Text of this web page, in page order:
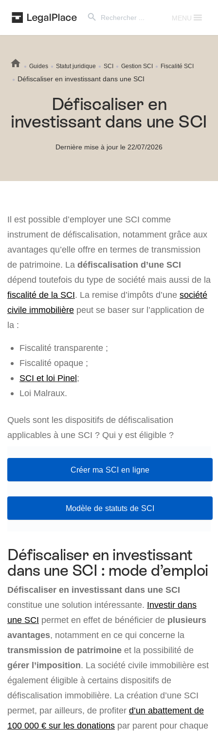
for:
MENU
Guides Statut juridique SCI Gestion SCI Fiscalité SCI
Défiscaliser en investissant dans une SCI
Défiscaliser en
investissant dans une SCI
Dernière mise à jour le 22/07/2026
Il est possible d’employer une SCI comme
instrument de défiscalisation, notamment grâce aux
avantages qu’elle offre en termes de transmission
de patrimoine. La défiscalisation d’une SCI
dépend toutefois du type de société mais aussi de la
fiscalité de la SCI. La remise d’impôts d’une société
civile immobilière peut se baser sur l’application de
la :
Fiscalité transparente ;
Fiscalité opaque ;
SCI et loi Pinel;
Loi Malraux.
Quels sont les dispositifs de défiscalisation
applicables à une SCI ? Qui y est éligible ?
Créer ma SCI en ligne
Modèle de statuts de SCI
Défiscaliser en investissant
dans une SCI : mode d’emploi
Défiscaliser en investissant dans une SCI
constitue une solution intéressante. Investir dans
une SCI permet en effet de bénéficier de plusieurs
avantages, notamment en ce qui concerne la
transmission de patrimoine et la possibilité de
gérer l’imposition. La société civile immobilière est
également éligible à certains dispositifs de
défiscalisation immobilière. La création d’une SCI
permet, par ailleurs, de profiter d’un abattement de
100 000 € sur les donations par parent pour chaque